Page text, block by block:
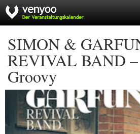
SIMON &
REVIVAL BAND –
Groovy